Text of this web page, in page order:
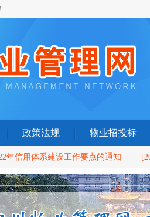
政策法规 物业招投标
用体系建设工作要点的通知